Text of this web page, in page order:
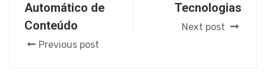
Automático de
Conteúdo
Previous post
Tecnologias
Next post